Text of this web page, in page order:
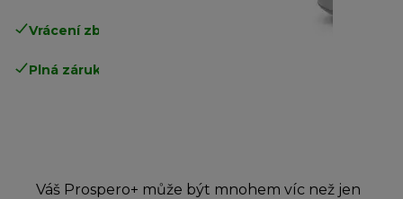
Vrácení zboží zdarma
Plná záruka výrobce
Váš Prospero+ může být mnohem víc než jen